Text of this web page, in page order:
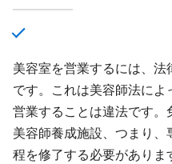
美容室を営業するには、
です。これは美容師法に
営業することは違法です
美容師養成施設、つまり
程を修了する必要がありま